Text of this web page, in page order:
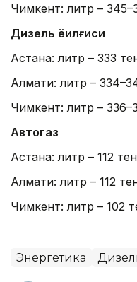
Чимкент: литр –
Дизель ёқилғиси
Астана: литр – 333
Алмати: литр –
Чимкент: литр –
Автогаз
Астана: литр – 112
Алмати: литр – 112
Чимкент: литр – 102
Энергетика